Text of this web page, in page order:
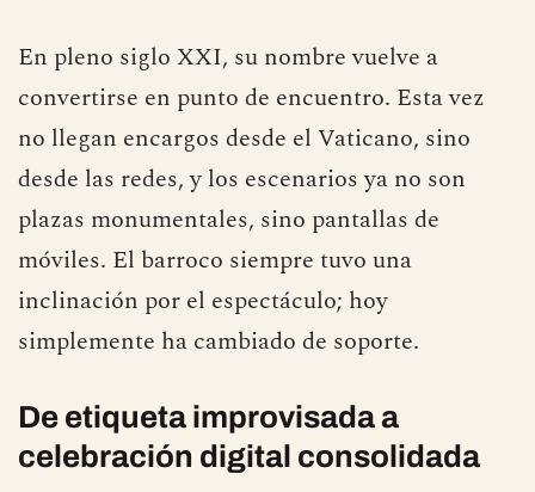
En pleno siglo XXI, su nombre vuelve a
convertirse en punto de encuentro. Esta vez
no llegan encargos desde el Vaticano, sino
desde las redes, y los escenarios ya no son
plazas monumentales, sino pantallas de
móviles. El barroco siempre tuvo una
inclinación por el espectáculo; hoy
simplemente ha cambiado de soporte.
De etiqueta improvisada a
celebración digital consolidada